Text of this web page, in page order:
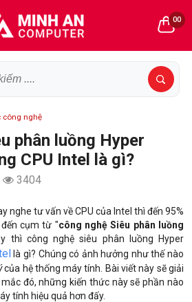
00
công nghệ
phân luồng Hyper
CPU Intel là gì?
3404
nghe tư vấn về CPU của Intel thì đến 95%
cụm từ "công nghệ Siêu phân luồng
thì công nghệ siêu phân luồng Hyper
là gì? Chúng có ảnh hưởng như thế nào
của hệ thống máy tính. Bài viết này sẽ giải
đó, những kiến thức này sẽ phần nào
tính hiệu quả hơn đấy.